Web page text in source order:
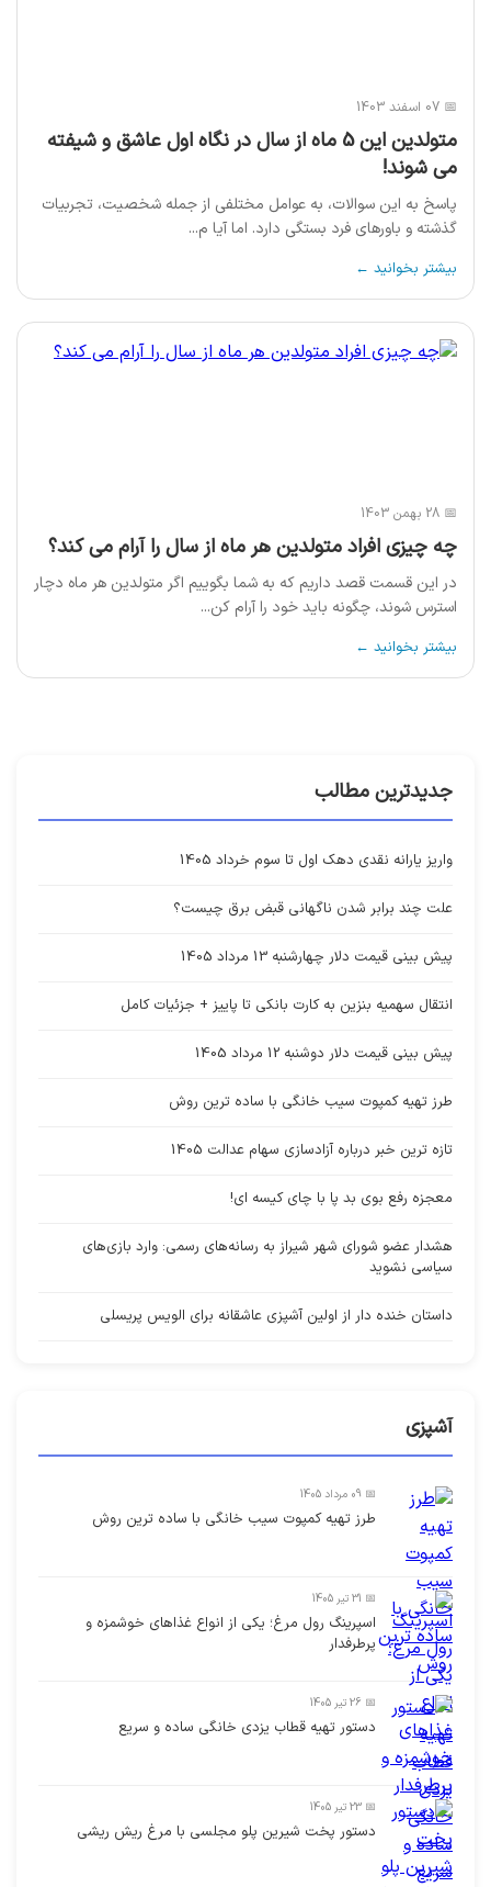
📅 07 اسفند 1403
متولدین این 5 ماه از سال در نگاه اول عاشق و شیفته
می شوند!
پاسخ به این سوالات، به عوامل مختلفی از جمله شخصیت، تجربیات
گذشته و باورهای فرد بستگی دارد. اما آیا م...
بیشتر بخوانید ←
📅 28 بهمن 1403
چه چیزی افراد متولدین هر ماه از سال را آرام می کند؟
در این قسمت قصد داریم که به شما بگوییم اگر متولدین هر ماه دچار
استرس شوند، چگونه باید خود را آرام کن...
بیشتر بخوانید ←
جدیدترین مطالب
واریز یارانه نقدی دهک اول تا سوم خرداد 1405
علت چند برابر شدن ناگهانی قبض برق چیست؟
پیش بینی قیمت دلار چهارشنبه 13 مرداد 1405
انتقال سهمیه بنزین به کارت بانکی تا پاییز + جزئیات کامل
پیش بینی قیمت دلار دوشنبه 12 مرداد 1405
طرز تهیه کمپوت سیب خانگی با ساده ترین روش
تازه ترین خبر درباره آزادسازی سهام عدالت 1405
معجزه رفع بوی بد پا با چای کیسه ای!
هشدار عضو شورای شهر شیراز به رسانه‌های رسمی: وارد بازی‌های
سیاسی نشوید
داستان خنده دار از اولین آشپزی عاشقانه برای الویس پریسلی
آشپزی
📅 09 مرداد 1405
طرز تهیه کمپوت سیب خانگی با ساده ترین روش
📅 31 تیر 1405
اسپرینگ رول مرغ؛ یکی از انواع غذاهای خوشمزه و
پرطرفدار
📅 26 تیر 1405
دستور تهیه قطاب یزدی خانگی ساده و سریع
📅 23 تیر 1405
دستور پخت شیرین پلو مجلسی با مرغ ریش ریشی